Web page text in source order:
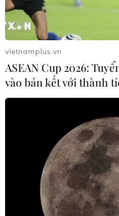
Quy hoạch Quảng Nam thể
hợp với định hướng phát
triển vùng Bắc Trung Bộ và
duy kinh tế xanh, hài hòa với
vietnamplus.vn
ASEAN Cup 2026:
vào bán kết với thành